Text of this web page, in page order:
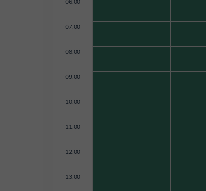
06:00
07:00
08:00
09:00
10:00
11:00
12:00
13:00